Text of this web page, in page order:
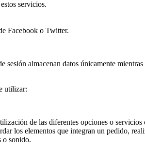
servicios.
Facebook o Twitter.
almacenan datos únicamente
utilizar:
de las diferentes opciones o
los elementos que integran un pedido,
o sonido.